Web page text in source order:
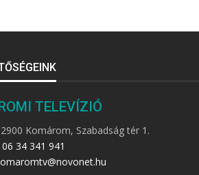
TELEVÍZIÓ
2900 Komárom, Szabadság tér 1.
06 34 341 941